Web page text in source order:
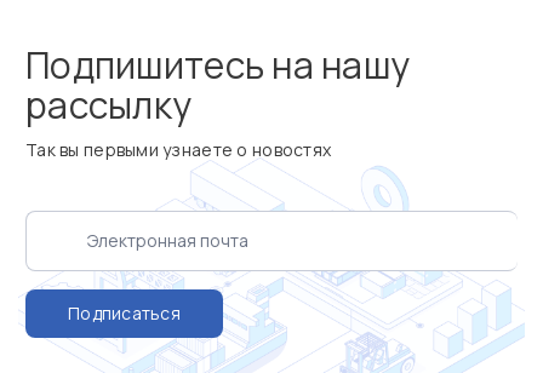
Подпишитесь на нашу
рассылку
Так вы первыми узнаете о новостях
Подписаться